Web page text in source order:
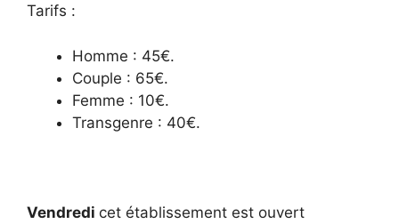
Tarifs :
Homme : 45€.
Couple : 65€.
Femme : 10€.
Transgenre : 40€.
Vendredi cet établissement est ouvert